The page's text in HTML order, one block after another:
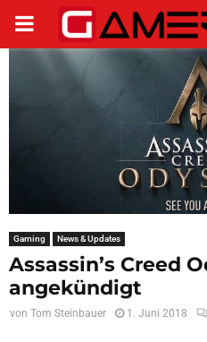
PRIMARY
MENU
Gaming News & Updates
Assassin’s Creed
angekündigt
von Tom Steinbauer 1. Juni 2018